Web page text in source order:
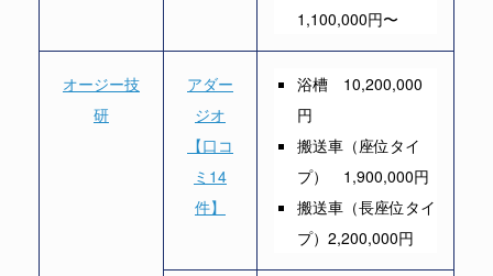
1,100,000円〜
オージー技
研
アダー
ジオ
【口コ
ミ14
件】
浴槽 10,200,000
円
搬送車（座位タイ
プ） 1,900,000円
搬送車（長座位タイ
プ）2,200,000円